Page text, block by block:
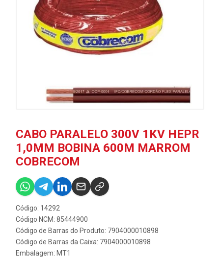
CABO PARALELO 300V 1KV HEPR
1,0MM BOBINA 600M MARROM
COBRECOM
Código: 14292
Código NCM: 85444900
Código de Barras do Produto: 7904000010898
Código de Barras da Caixa: 7904000010898
Embalagem: MT1